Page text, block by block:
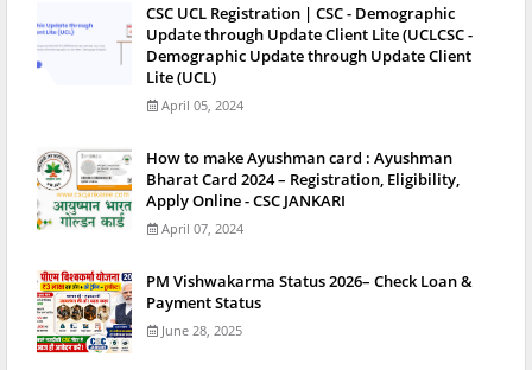
CSC UCL Registration | CSC - Demographic
Update through Update Client Lite (UCLCSC -
Demographic Update through Update Client
Lite (UCL)
April 05, 2024
How to make Ayushman card : Ayushman
Bharat Card 2024 – Registration, Eligibility,
Apply Online - CSC JANKARI
April 07, 2024
PM Vishwakarma Status 2026– Check Loan &
Payment Status
June 28, 2025